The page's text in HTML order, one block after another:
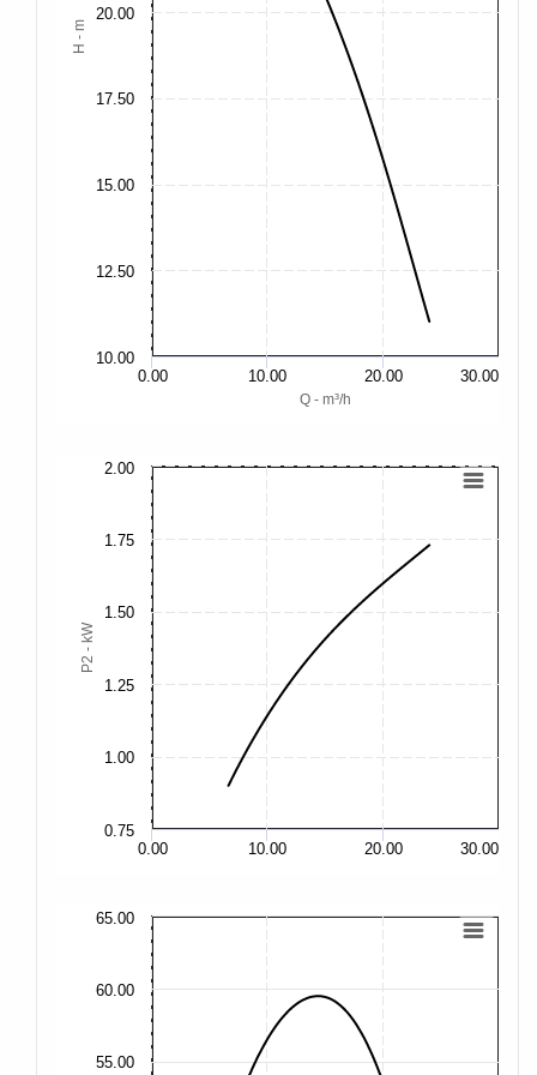
Q - m³/h
H - m
0.00 10.00 20.00 30.00
10.00
12.50
15.00
17.50
20.00
P2 - kW
0.00 10.00 20.00 30.00
1.00
1.50
0.75
1.25
1.75
2.00
55.00
60.00
65.00